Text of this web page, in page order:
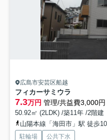
広島市安芸区船越
フィカーサミウラ
7.3万円 管理/共益費3,000円
50.92㎡ (2LDK) /築11年 /2階建
山陽本線「海田市」駅 徒歩
駐輪場 公共下水